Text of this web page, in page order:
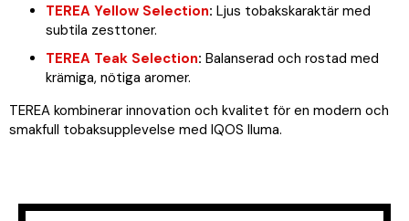
TEREA Yellow Selection: Ljus tobakskaraktär med
subtila zesttoner.
TEREA Teak Selection: Balanserad och rostad med
krämiga, nötiga aromer.
TEREA kombinerar innovation och kvalitet för en modern och
smakfull tobaksupplevelse med IQOS Iluma.